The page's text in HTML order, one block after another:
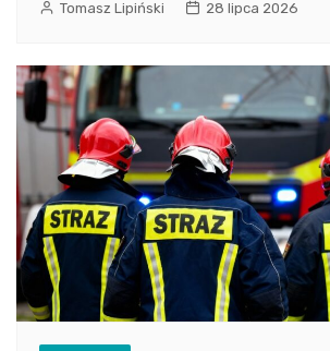
Tomasz Lipiński 28 lipca 2026